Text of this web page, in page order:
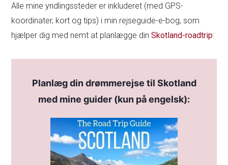
Alle mine yndlingssteder er inkluderet (med GPS-
koordinater, kort og tips) i min rejseguide-e-bog, som
hjælper dig med nemt at planlægge dinSkotland-roadtrip:
Planlæg din drømmerejse til Skotland
med mine guider (kun på engelsk):